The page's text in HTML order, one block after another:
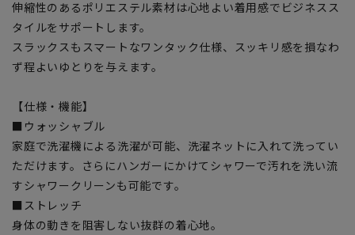
伸縮性のあるポリエステル素材は心地よい着用感でビジネスス
タイルをサポートします。
スラックスもスマートなワンタック仕様、スッキリ感を損なわ
ず程よいゆとりを与えます。
【仕様・機能】
■ウォッシャブル
家庭で洗濯機による洗濯が可能、洗濯ネットに入れて洗ってい
ただけます。さらにハンガーにかけてシャワーで汚れを洗い流
すシャワークリーンも可能です。
■ストレッチ
身体の動きを阻害しない抜群の着心地。